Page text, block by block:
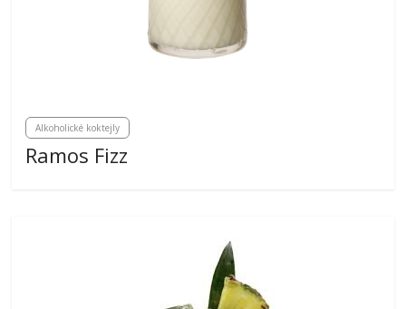
Alkoholické koktejly
Ramos Fizz